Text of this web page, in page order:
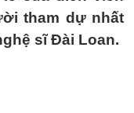
tham dự nhất
sĩ Đài Loan.